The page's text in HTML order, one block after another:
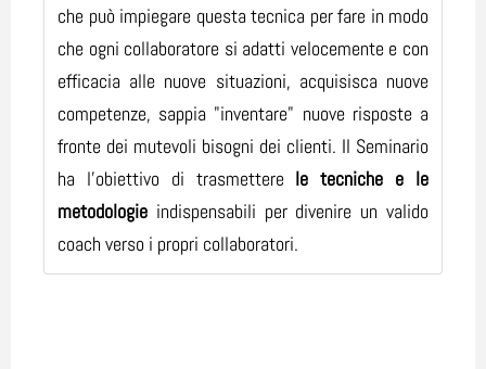
che può impiegare questa tecnica per fare in modo
che ogni collaboratore si adatti velocemente e con
efficacia alle nuove situazioni, acquisisca nuove
competenze, sappia "inventare" nuove risposte a
fronte dei mutevoli bisogni dei clienti. Il Seminario
ha l’obiettivo di trasmettere le tecniche e le
metodologie indispensabili per divenire un valido
coach verso i propri collaboratori.